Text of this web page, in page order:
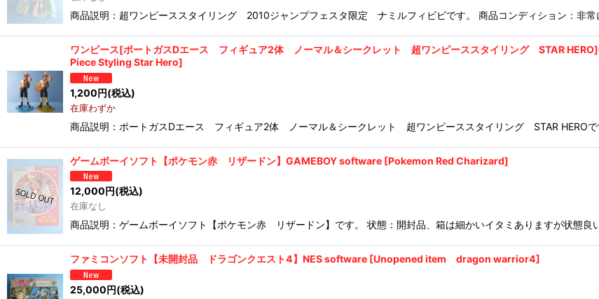
商品説明：超ワンピーススタイリング 2010ジャンプフェスタ限定 ナミルフィビビです。 商品コンディション：非
ワンピース[ポートガスDエース フィギュア2体 ノーマル＆シークレット 超ワンピーススタイリング STAR
Piece Styling Star Hero]
1,200円(税込)
在庫わずか
商品説明：ポートガスDエース フィギュア2体 ノーマル＆シークレット 超ワンピーススタイリング STAR HERO
ゲームボーイソフト【ポケモン赤 リザードン】GAMEBOY software [Pokemon Red Charizard]
12,000円(税込)
在庫なし
商品説明：ゲームボーイソフト【ポケモン赤 リザードン】です。 状態：開封品、箱は細かいイタミありますが状態良
ファミコンソフト【未開封品 ドラゴンクエスト4】NES software [Unopened item dragon warrior4]
25,000円(税込)